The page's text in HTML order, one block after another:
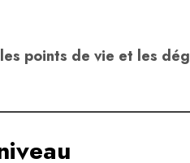
points de vie et les